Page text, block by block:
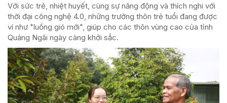
Với sức trẻ, nhiệt huyết, cùng sự năng động và thích nghi với
thời đại công nghệ 4.0, những trưởng thôn trẻ tuổi đang được
ví như "luồng gió mới", giúp cho các thôn vùng cao của tỉnh
Quảng Ngãi ngày càng khởi sắc.